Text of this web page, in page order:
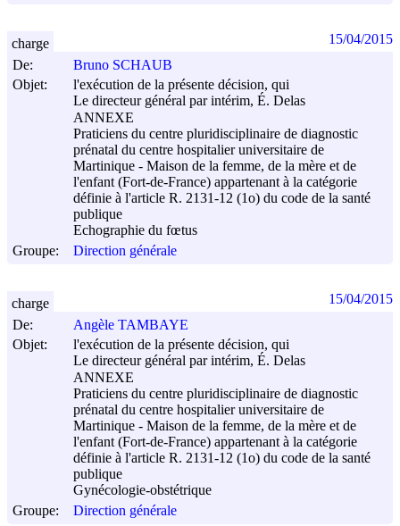
De:
Bruno SCHAUB
Objet:
l'exécution de la présente décision, qui
Le directeur général par intérim, É. Delas
ANNEXE
Praticiens du centre pluridisciplinaire de diagnostic
prénatal du centre hospitalier universitaire de
Martinique - Maison de la femme, de la mère et de
l'enfant (Fort-de-France) appartenant à la catégorie
définie à l'article R. 2131-12 (1o) du code de la santé
publique
Echographie du fœtus
Groupe:
Direction générale
charge 15/04/2015
De:
Angèle TAMBAYE
Objet:
l'exécution de la présente décision, qui
Le directeur général par intérim, É. Delas
ANNEXE
Praticiens du centre pluridisciplinaire de diagnostic
prénatal du centre hospitalier universitaire de
Martinique - Maison de la femme, de la mère et de
l'enfant (Fort-de-France) appartenant à la catégorie
définie à l'article R. 2131-12 (1o) du code de la santé
publique
Gynécologie-obstétrique
Groupe:
Direction générale
charge 15/04/2015